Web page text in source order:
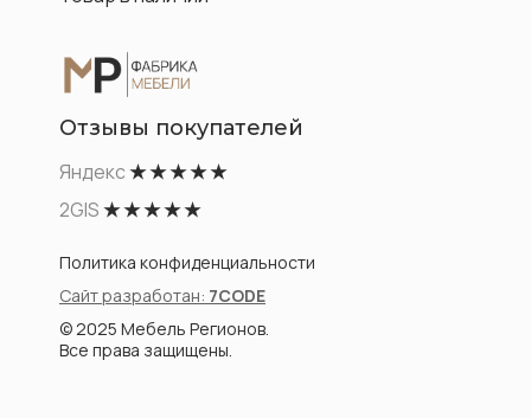
Политика конфиденциальности
© 2025 Мебель Регионов.
Все права защищены.
Отзывы покупателей
Сайт разработан: 7CODE
Яндекс★ ★ ★ ★ ★
2GIS★ ★ ★ ★ ★